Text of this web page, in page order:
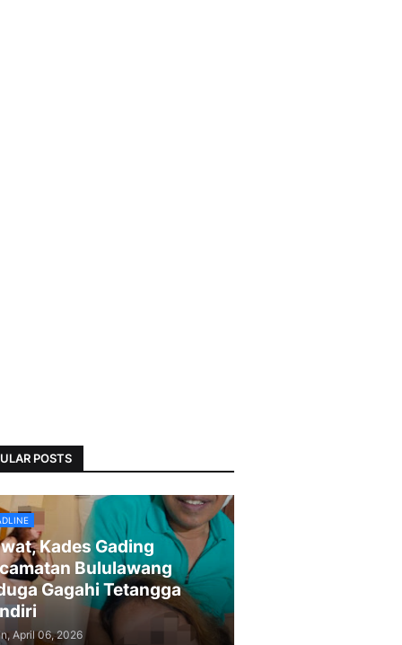
POSTS
Kades Gading
Bululawang
Gagahi Tetangga
April 06, 2026